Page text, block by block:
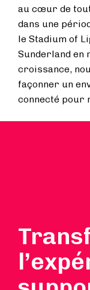
au cœur de
dans une
le Stadium of
Sunderland en
croissance,
façonner un
connecté pour